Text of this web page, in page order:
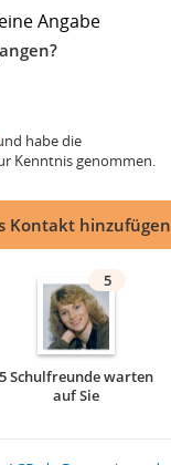
Angabe
habe die
Kenntnis genommen.
Kontakt hinzufügen
5
5 Schulfreunde warten
auf Sie